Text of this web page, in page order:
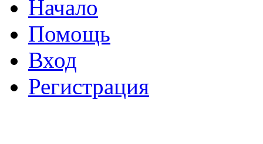
Начало
Помощь
Вход
Регистрация